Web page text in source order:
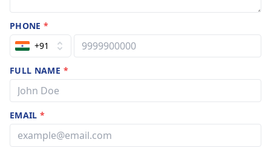
PHONE*
+91
FULL NAME *
EMAIL*